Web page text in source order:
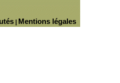
Mentions légales